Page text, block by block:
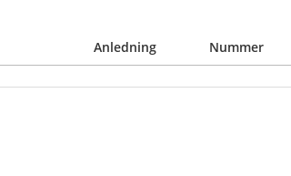
Anledning
Nummer